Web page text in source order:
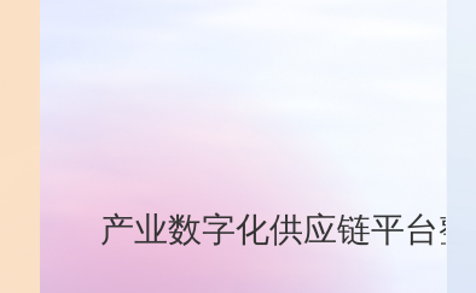
产业数字化供应链平台